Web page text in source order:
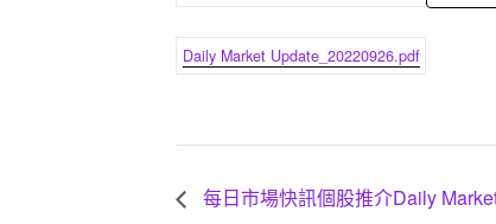
Daily Market Update_20220926.pdf
每日市場快訊個股推介Daily